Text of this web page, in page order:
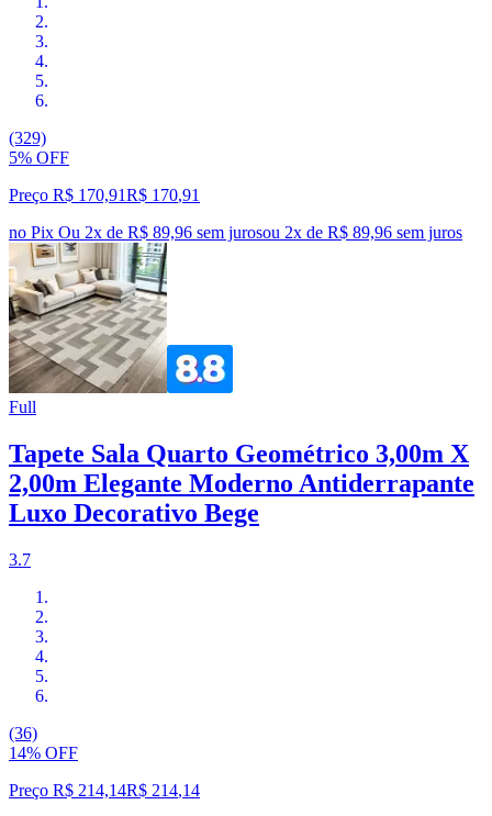
(329)
5% OFF
Preço R$ 170,91R$ 170,91
no Pix Ou 2x de R$ 89,96 sem jurosou 2x de R$ 89,96 sem juros
Full
Tapete Sala Quarto Geométrico 3,00m X
2,00m Elegante Moderno Antiderrapante
Luxo Decorativo Bege
3.7
(36)
14% OFF
Preço R$ 214,14R$ 214,14